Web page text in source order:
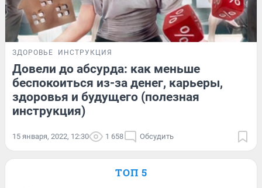
ЗДОРОВЬЕ ИНСТРУКЦИЯ
Довели до абсурда: как меньше
беспокоиться из-за денег, карьеры,
здоровья и будущего (полезная
инструкция)
15 января, 2022, 12:30 1 658 Обсудить
ТОП 5